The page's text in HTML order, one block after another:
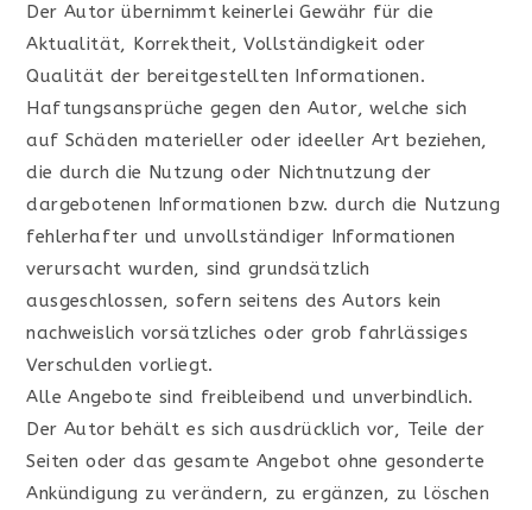
Der Autor übernimmt keinerlei Gewähr für die
Aktualität, Korrektheit, Vollständigkeit oder
Qualität der bereitgestellten Informationen.
Haftungsansprüche gegen den Autor, welche sich
auf Schäden materieller oder ideeller Art beziehen,
die durch die Nutzung oder Nichtnutzung der
dargebotenen Informationen bzw. durch die Nutzung
fehlerhafter und unvollständiger Informationen
verursacht wurden, sind grundsätzlich
ausgeschlossen, sofern seitens des Autors kein
nachweislich vorsätzliches oder grob fahrlässiges
Verschulden vorliegt.
Alle Angebote sind freibleibend und unverbindlich.
Der Autor behält es sich ausdrücklich vor, Teile der
Seiten oder das gesamte Angebot ohne gesonderte
Ankündigung zu verändern, zu ergänzen, zu löschen